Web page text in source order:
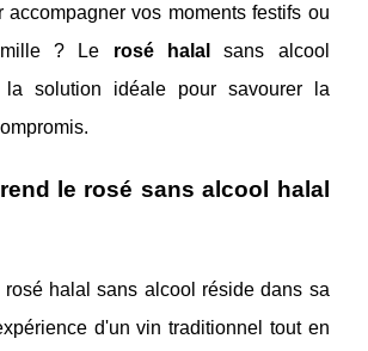
accompagner vos moments festifs ou
? Le rosé halal
sans alcool
la solution idéale pour savourer la
le rosé sans alcool halal
rosé halal sans alcool réside dans sa
d'un vin traditionnel tout en